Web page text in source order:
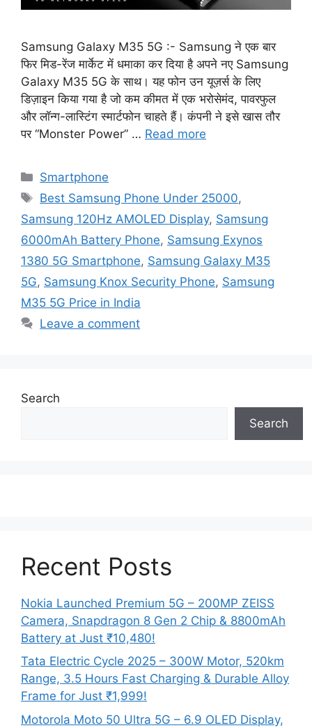
Samsung Galaxy M35 5G :- Samsung ने एक बार
फिर मिड-रेंज मार्केट में धमाका कर दिया है अपने नए Samsung
Galaxy M35 5G के साथ। यह फोन उन यूज़र्स के लिए
डिज़ाइन किया गया है जो कम कीमत में एक भरोसेमंद, पावरफुल
और लॉन्ग-लास्टिंग स्मार्टफोन चाहते हैं। कंपनी ने इसे खास तौर
पर “Monster Power” … Read more
Categories
Smartphone
Tags
Best Samsung Phone Under 25000,
Samsung 120Hz AMOLED Display, Samsung
6000mAh Battery Phone, Samsung Exynos
1380 5G Smartphone, Samsung Galaxy M35
5G, Samsung Knox Security Phone, Samsung
M35 5G Price in India
Leave a comment
Search
Search
Recent Posts
Nokia Launched Premium 5G – 200MP ZEISS
Camera, Snapdragon 8 Gen 2 Chip & 8800mAh
Battery at Just ₹10,480!
Tata Electric Cycle 2025 – 300W Motor, 520km
Range, 3.5 Hours Fast Charging & Durable Alloy
Frame for Just ₹1,999!
Motorola Moto 50 Ultra 5G – 6.9 OLED Display,